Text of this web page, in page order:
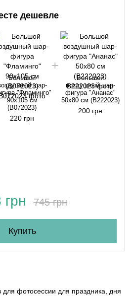
дешевле
Большой
шар-
"Фламинго"
90x105 см
(B072023)
220 грн
Большой
воздушный шар-
фигура "Ананас"
50х80 см (B222023)
200 грн
грн 745 грн
Купить
для фотосессии для праздника, дня